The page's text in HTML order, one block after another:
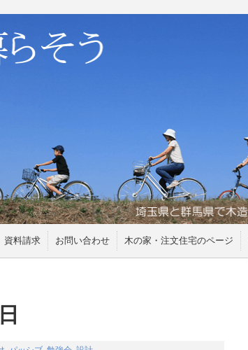
資料請求 お問い合わせ 木の家・注文住宅のページ